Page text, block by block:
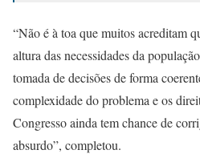
“Não é à toa que muitos acreditam
altura das necessidades da
tomada de decisões de forma
complexidade do problema e os
Congresso ainda tem chance de
absurdo”, completou.